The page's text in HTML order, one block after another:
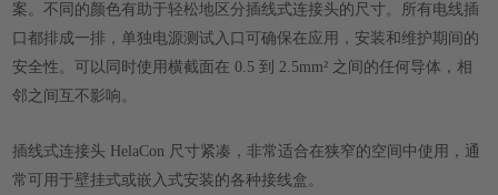
案。不同的颜色有助于轻松地区分插线式连接头的尺寸。所有电线插
口都排成一排，单独电源测试入口可确保在应用，安装和维护期间的
安全性。可以同时使用横截面在 0.5 到 2.5mm² 之间的任何导体，相
邻之间互不影响。
插线式连接头 HelaCon 尺寸紧凑，非常适合在狭窄的空间中使用，通
常可用于壁挂式或嵌入式安装的各种接线盒。